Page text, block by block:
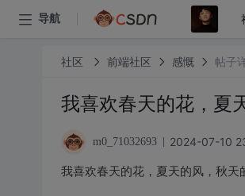
导航
社区 前端社区 感慨 帖子
我喜欢春天的花，夏
m0_71032693 2024-07-10
我喜欢春天的花，夏天的风，秋